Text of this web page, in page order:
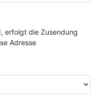
erfolgt die Zusendung
Adresse